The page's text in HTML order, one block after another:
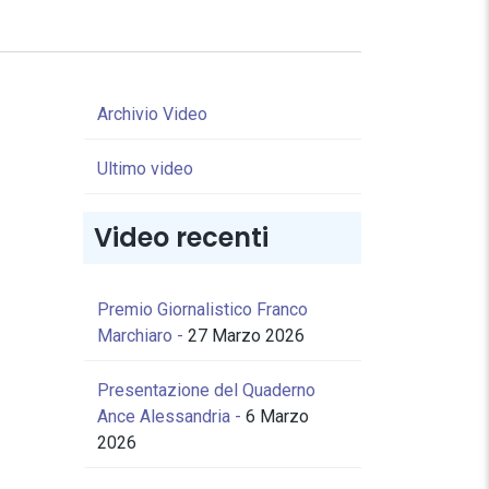
Archivio Video
Ultimo video
Video recenti
Premio Giornalistico Franco
Marchiaro - 27 Marzo 2026
Presentazione del Quaderno
Ance Alessandria - 6 Marzo
2026